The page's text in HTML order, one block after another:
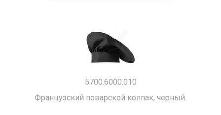
5700.6000.010
Французский поварской колпак, черный.